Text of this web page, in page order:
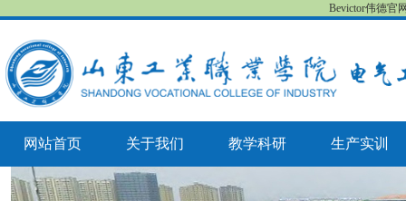
Bevictor伟德官
网站首页 关于我们 教学科研 生产实训